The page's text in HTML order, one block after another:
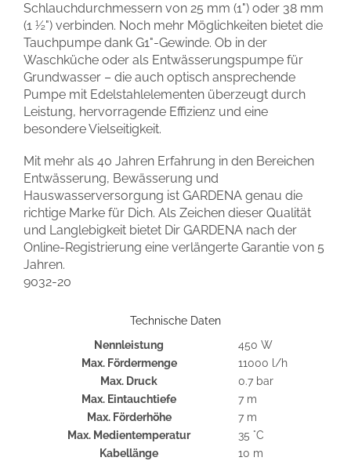
Schlauchdurchmessern von 25 mm (1") oder 38 mm
(1 ½") verbinden. Noch mehr Möglichkeiten bietet die
Tauchpumpe dank G1"-Gewinde. Ob in der
Waschküche oder als Entwässerungspumpe für
Grundwasser – die auch optisch ansprechende
Pumpe mit Edelstahlelementen überzeugt durch
Leistung, hervorragende Effizienz und eine
besondere Vielseitigkeit.
Mit mehr als 40 Jahren Erfahrung in den Bereichen
Entwässerung, Bewässerung und
Hauswasserversorgung ist GARDENA genau die
richtige Marke für Dich. Als Zeichen dieser Qualität
und Langlebigkeit bietet Dir GARDENA nach der
Online-Registrierung eine verlängerte Garantie von 5
Jahren.
9032-20
Technische Daten
Nennleistung
450 W
Max. Fördermenge
11000 l/h
Max. Druck
0.7 bar
Max. Eintauchtiefe
7 m
Max. Förderhöhe
7 m
Max. Medientemperatur
35 °C
Kabellänge
10 m